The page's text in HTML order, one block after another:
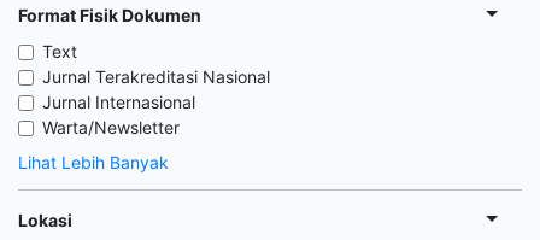
Format Fisik Dokumen
Text
Jurnal Terakreditasi Nasional
Jurnal Internasional
Warta/Newsletter
Lihat Lebih Banyak
Lokasi